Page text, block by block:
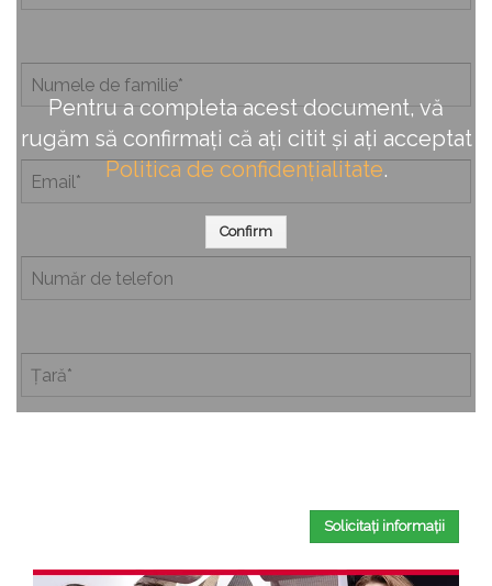
Pentru a completa acest document, vă
rugăm să confirmați că ați citit și ați acceptat
Politica de confidențialitate.
Confirm
Solicitați informații